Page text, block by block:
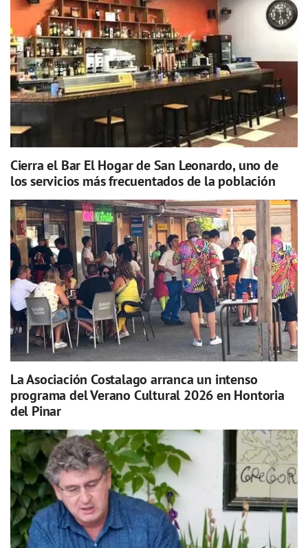
Cierra el Bar El Hogar de San Leonardo, uno de
los servicios más frecuentados de la población
La Asociación Costalago arranca un intenso
programa del Verano Cultural 2026 en Hontoria
del Pinar